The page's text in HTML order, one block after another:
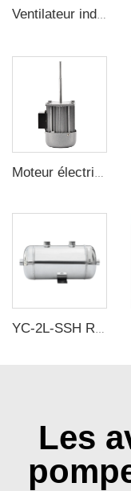
Ventilateur industriel CY-180 à fort débit Faible bruit, grand débit, ventilateurs centrifuges
YC-2L-SSH Réservoir de Stockage d'Air Comprimé en Acier Inoxydable Portable
Les